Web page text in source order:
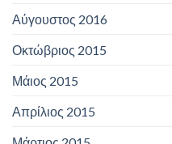
Αύγουστος 2016
Οκτώβριος 2015
Μάιος 2015
Απρίλιος 2015